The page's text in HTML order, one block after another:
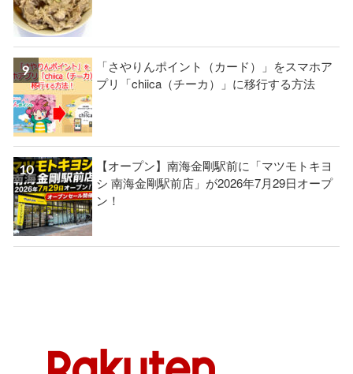
「さやりんポイント（カード）」をスマホア
プリ「chiica（チーカ）」に移行する方法
【オープン】南海金剛駅前に「マツモトキヨ
シ 南海金剛駅前店」が2026年7月29日オープ
ン！